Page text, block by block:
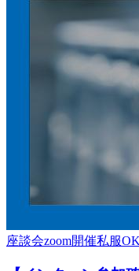
座談会zoom開催私服OK